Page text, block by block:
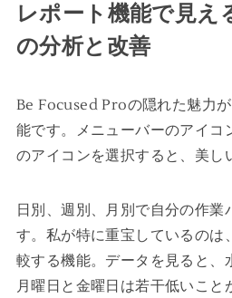
レポート機能で見え
の分析と改善
Be Focused Proの隠れた魅力
能です。メニューバーのアイコ
のアイコンを選択すると、美し
日別、週別、月別で自分の作業
す。私が特に重宝しているのは
較する機能。データを見ると、
月曜日と金曜日は若干低いこと